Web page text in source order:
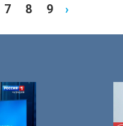
7 8 9 ›